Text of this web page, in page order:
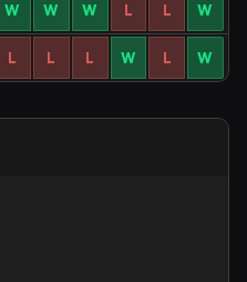
W W W L L W
L L L W L W